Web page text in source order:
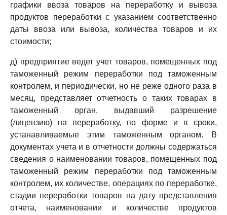
графики ввоза товаров на переработку и вывоза
продуктов переработки с указанием соответственно
даты ввоза или вывоза, количества товаров и их
стоимости;
д) предприятие ведет учет товаров, помещенных под
таможенный режим переработки под таможенным
контролем, и периодически, но не реже одного раза в
месяц, представляет отчетность о таких товарах в
таможенный орган, выдавший разрешение
(лицензию) на переработку, по форме и в сроки,
устанавливаемые этим таможенным органом. В
документах учета и в отчетности должны содержаться
сведения о наименовании товаров, помещенных под
таможенный режим переработки под таможенным
контролем, их количестве, операциях по переработке,
стадии переработки товаров на дату представления
отчета, наименовании и количестве продуктов